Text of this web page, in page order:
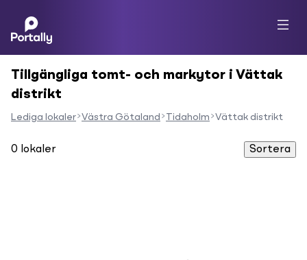
Tillgängliga tomt- och markytor i Vättak
distrikt
Lediga lokaler Västra Götaland Tidaholm Vättak distrikt
0 lokaler Sortera